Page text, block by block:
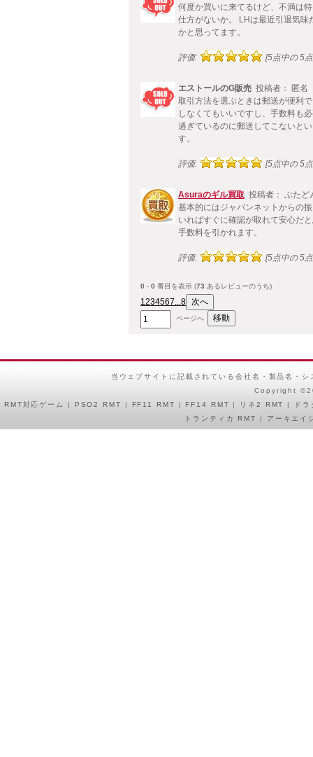
何度か買いに来てるけど、不満は
仕方がないか。 LHは最近引退気
かと思ってます。
評価: [5点中の 5
エストールのG販売 投稿者： 匿名
取引方法を選ぶときは郵送が便利
しなくてもいいですし、手数料も
過ぎているのに郵送してこないと
す。
評価: [5点中の 5
Asuraのギル買取 投稿者： ぶたど
基本的にはジャパンネットからの
いればすぐに確認が取れて安心だ
手数料を引かれます。
評価: [5点中の 5
0 - 0 番目を表示 (73 あるレビューのうち)
1234567...8
ページへ
当ウェブサイトに記載されている会社名・製品名・
Copyright
RMT対応ゲーム | PSO2 RMT | FF11 RMT |FF14 RMT | リネ2 RMT |
ド
トランティカ RMT
| アーキエイ